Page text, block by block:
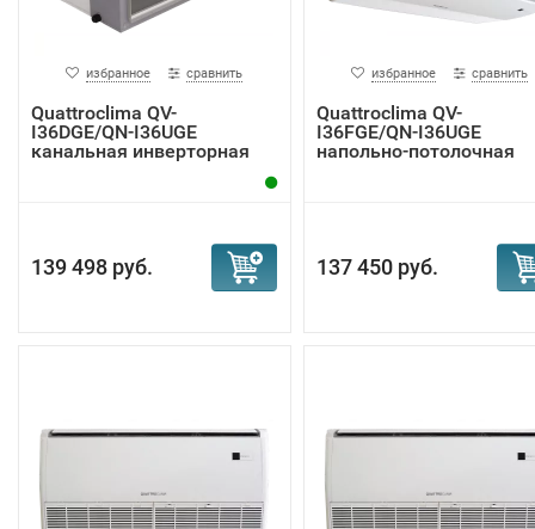
избранное сравнить
Quattroclima QV-
I36DGE/QN-I36UGE
канальная инверторная
139 498 руб.
избранное сравнить
Quattroclima QV-
I36FGE/QN-I36UGE
напольно-потолочная
137 450 руб.